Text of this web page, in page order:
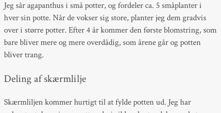
Jeg sår agapanthus i små potter, og fordeler ca. 5 småplanter i
hver sin potte. Når de vokser sig store, planter jeg dem gradvis
over i større potter. Efter 4 år kommer den første blomstring, som
bare bliver mere og mere overdådig, som årene går og potten
bliver trang.
Deling af skærmlilje
Skærmliljen kommer hurtigt til at fylde potten ud. Jeg har